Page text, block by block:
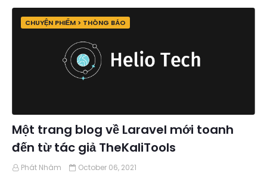
CHUYỆN PHIẾM > THÔNG BÁO
Một trang blog về Laravel mới toanh
đến từ tác giả TheKaliTools
Phát Nhâm
October 06, 2021